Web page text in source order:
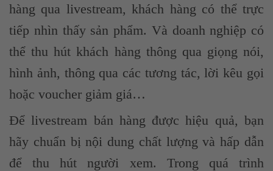
hàng qua livestream, khách hàng có thể trực
tiếp nhìn thấy sản phẩm. Và doanh nghiệp có
thể thu hút khách hàng thông qua giọng nói,
hình ảnh, thông qua các tương tác, lời kêu gọi
hoặc voucher giảm giá…
Để livestream bán hàng được hiệu quả, bạn
hãy chuẩn bị nội dung chất lượng và hấp dẫn
để thu hút người xem. Trong quá trình